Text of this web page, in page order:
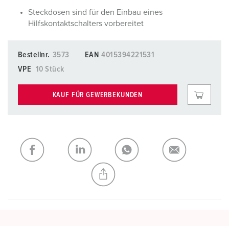
Steckdosen sind für den Einbau eines
Hilfskontaktschalters vorbereitet
Bestellnr. 3573 EAN 4015394221531
VPE
10 Stück
KAUF FÜR GEWERBEKUNDEN